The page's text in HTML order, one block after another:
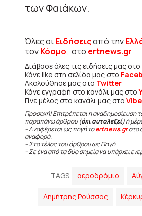
των Φαιάκων.
Όλες οιΕιδήσειςαπό την
τονΚόσμο, στο ertnews.gr
Διάβασε όλες τις ειδήσεις μας στο
Κάνε like στη σελίδα μας στο
Ακολούθησε μας στο Twitter
Κάνε εγγραφή στο κανάλι μας στο
Γίνε μέλος στο κανάλι μας στο
Προσοχή! Επιτρέπεται η αναδημοσίευση
παραπάνω άρθρου (όχι αυτολεξεί) ή
– Αναφέρεται ως πηγή τοertnews.grστο
αναφορά.
– Στο τέλος του άρθρου ως Πηγή
– Σε ένα από τα δύο σημεία να υπάρχει
TAGS αεροδρόμιο
Δημήτρης Ρούσσος